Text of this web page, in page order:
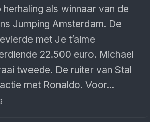
als winnaar van de
Jumping Amsterdam. De
met Je t’aime
22.500 euro. Michael
tweede. De ruiter van Stal
met Ronaldo. Voor...